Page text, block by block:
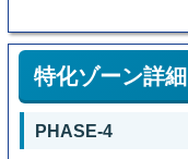
特化ゾーン詳細
PHASE-4